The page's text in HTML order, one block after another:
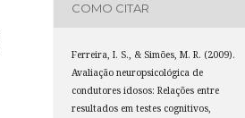
COMO CITAR
Ferreira, I. S., & Simões, M. R. (2009).
Avaliação neuropsicológica de
condutores idosos: Relações entre
resultados em testes cognitivos,